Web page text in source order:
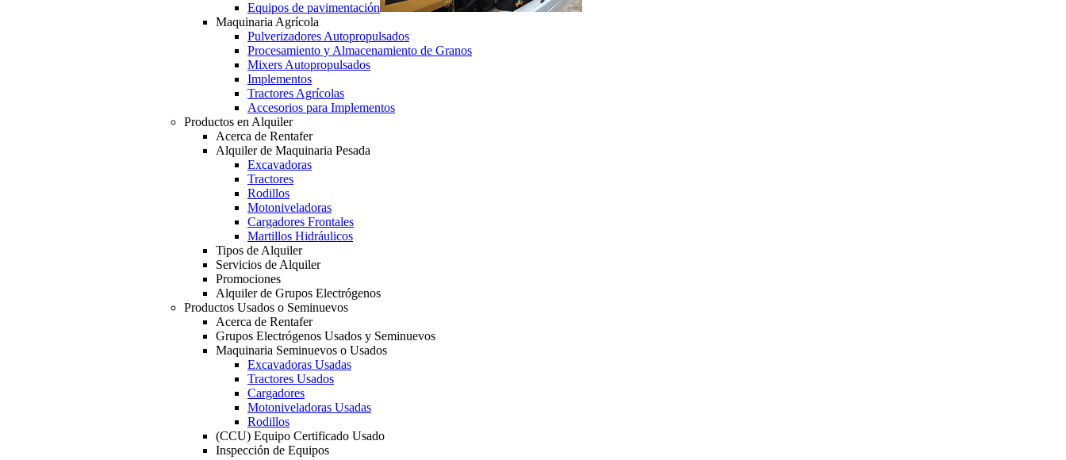
Equipos de pavimentación
Maquinaria Agrícola
Pulverizadores Autopropulsados
Procesamiento y Almacenamiento de Granos
Mixers Autopropulsados
Implementos
Tractores Agrícolas
Accesorios para Implementos
Productos en Alquiler
Acerca de Rentafer
Alquiler de Maquinaria Pesada
Excavadoras
Tractores
Rodillos
Motoniveladoras
Cargadores Frontales
Martillos Hidráulicos
Tipos de Alquiler
Servicios de Alquiler
Promociones
Alquiler de Grupos Electrógenos
Productos Usados o Seminuevos
Acerca de Rentafer
Grupos Electrógenos Usados y Seminuevos
Maquinaria Seminuevos o Usados
Excavadoras Usadas
Tractores Usados
Cargadores
Motoniveladoras Usadas
Rodillos
(CCU) Equipo Certificado Usado
Inspección de Equipos